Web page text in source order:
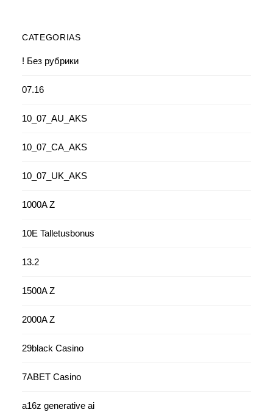
CATEGORIAS
! Без рубрики
07.16
10_07_AU_AKS
10_07_CA_AKS
10_07_UK_AKS
1000A Z
10E Talletusbonus
13.2
1500A Z
2000A Z
29black Casino
7ABET Casino
a16z generative ai